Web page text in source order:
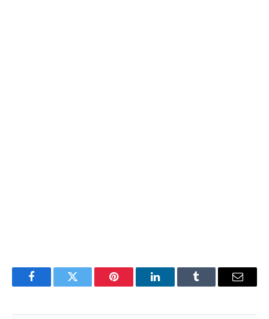
FacebookTwitter Pinterest LinkedInTumblr Email